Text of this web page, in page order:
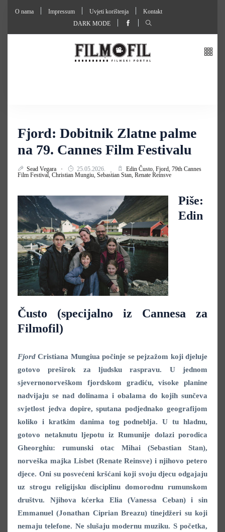
O nama Impressum Uvjeti korištenja
Kontakt
DARK MODE
Fjord: Dobitnik Zlatne palme
na 79. Cannes Film Festivalu
Sead Vegara 25.05.2026. Edin Čusto, Fjord, 79th Cannes
Film Festival, Christian Mungiu, Sebastian Stan, Renate Reinsve
Piše:
Edin
Čusto (specijalno iz Cannesa za
Filmofil)
Fjord Cristiana Mungiua počinje se pejzažom koji djeluje
gotovo preširok za ljudsku raspravu. U jednom
sjevernonorveškom fjordskom gradiću, visoke planine
nadvijaju se nad dolinama i obalama do kojih sunčeva
svjetlost jedva dopire, sputana podjednako geografijom
koliko i kratkim danima tog podneblja. U tu hladnu,
gotovo netaknutu ljepotu iz Rumunije dolazi porodica
Gheorghiu: rumunski otac Mihai (Sebastian Stan),
norveška majka Lisbet (Renate Reinsve) i njihovo petero
djece. Oni su posvećeni kršćani koji svoju djecu odgajaju
uz strogu religijsku disciplinu domorodnu rumunskom
društvu. Njihova kćerka Elia (Vanessa Ceban) i sin
Emmanuel (Jonathan Ciprian Breazu) tinejdžeri su koji
nemaju telefone. Ne slušaju modernu muziku. S početka,